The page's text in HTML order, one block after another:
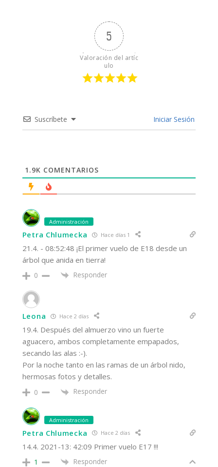
5
Valoración del artíc
ulo
Suscríbete Iniciar Sesión
1.9K COMENTARIOS
Administración
Petra Chlumecka Hace días 1
21.4. - 08:52:48 ¡El primer vuelo de E18 desde un
árbol que anida en tierra!
0 Responder
Leona Hace 2 días
19.4. Después del almuerzo vino un fuerte
aguacero, ambos completamente empapados,
secando las alas :-).
Por la noche tanto en las ramas de un árbol nido,
hermosas fotos y detalles.
0 Responder
Administración
Petra Chlumecka Hace 2 días
14.4. 2021-13: 42:09 Primer vuelo E17 !!!
1 Responder